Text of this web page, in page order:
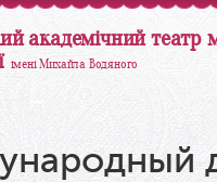
академічний театр
імені Михайла Водяного